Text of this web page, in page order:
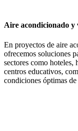
Aire acondicionado y
En proyectos de aire
ofrecemos soluciones
sectores como hoteles,
centros educativos,
condiciones óptimas